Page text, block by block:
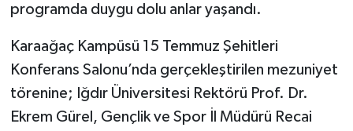
programda duygu dolu anlar yaşandı.
Karaağaç Kampüsü 15 Temmuz Şehitleri
Konferans Salonu’nda gerçekleştirilen mezuniyet
törenine; Iğdır Üniversitesi Rektörü Prof. Dr.
Ekrem Gürel, Gençlik ve Spor İl Müdürü Recai